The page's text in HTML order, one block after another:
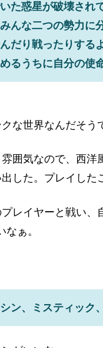
た惑星が破壊され
んな二つの勢力に
だり戦ったりする
るうちに自分の使
な世界なんだそう
囲気なので、西洋
した。プレイした
レイヤーと戦い、
ぁ。
ン、ミスティック